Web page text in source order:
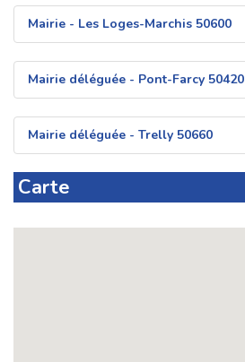
Mairie - Les Loges-Marchis 50600
Mairie déléguée - Pont-Farcy 50420
Mairie déléguée - Trelly 50660
Carte